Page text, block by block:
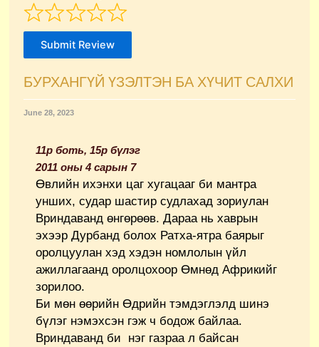
Submit Review
БУРХАНГҮЙ ҮЗЭЛТЭН БА ХҮЧИТ САЛХИ
June 28, 2023
11р боть, 15р бүлэг
2011 оны 4 сарын 7
Өвлийн ихэнхи цаг хугацааг би мантра
унших, судар шастир судлахад зориулан
Вриндаванд өнгөрөөв. Дараа нь хаврын
эхээр Дурбанд болох Ратха-ятра баярыг
оролцуулан хэд хэдэн номлолын үйл
ажиллагаанд оролцохоор Өмнөд Африкийг
зорилоо.
Би мөн өөрийн Өдрийн тэмдэглэлд шинэ
бүлэг нэмэхсэн гэж ч бодож байлаа.
Вриндаванд би нэг газраа л байсан